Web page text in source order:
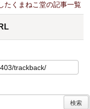
たくまねこ堂の記事一覧